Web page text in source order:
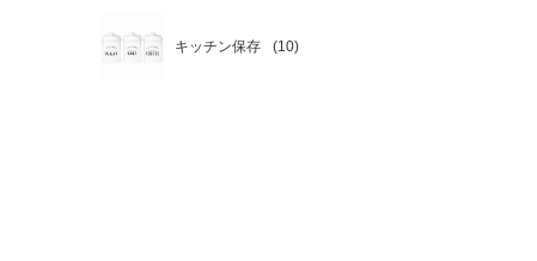
キッチン保存